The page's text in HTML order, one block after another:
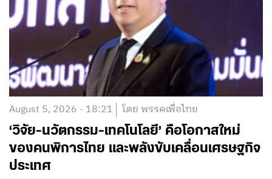
August 5, 2026 - 18:21 โดย พรรคเพื่อไทย
‘วิจัย-นวัตกรรม-เทคโนโลยี’ คือโอกาสใหม่
ของคนพิการไทย และพลังขับเคลื่อนเศรษฐกิจ
ประเทศ